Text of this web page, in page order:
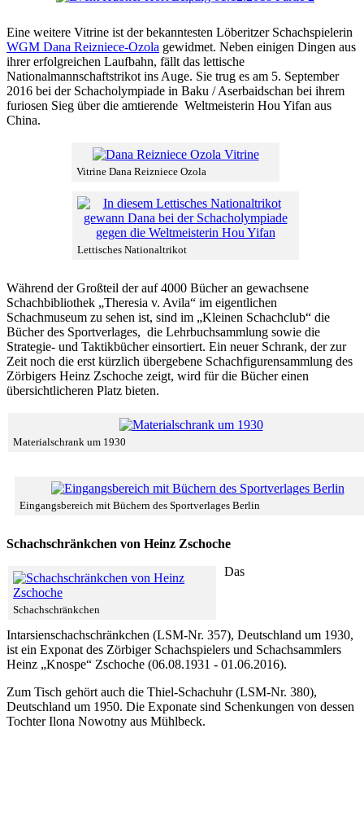
Eine weitere Vitrine ist der bekanntesten Löberitzer Schachspielerin
WGM Dana Reizniece-Ozola gewidmet. Neben einigen Dingen aus
ihrer erfolgreichen Laufbahn, fällt das lettische
Nationalmannschaftstrikot ins Auge. Sie trug es am 5. September
2016 bei der Schacholympiade in Baku / Aserbaidschan bei ihrem
furiosen Sieg über die amtierende Weltmeisterin Hou Yifan aus
China.
Vitrine Dana Reizniece Ozola
Lettisches Nationaltrikot
Während der Großteil der auf 4000 Bücher an gewachsene
Schachbibliothek „Theresia v. Avila“ im eigentlichen
Schachmuseum zu sehen ist, sind im „Kleinen Schachclub“ die
Bücher des Sportverlages, die Lehrbuchsammlung sowie die
Strategie- und Taktikbücher einsortiert. Ein neuer Schrank, der zur
Zeit noch die erst kürzlich übergebene Schachfigurensammlung des
Zörbigers Heinz Zschoche zeigt, wird für die Bücher einen
übersichtlicheren Platz bieten.
Materialschrank um 1930
Eingangsbereich mit Büchern des Sportverlages Berlin
Schachschränkchen von Heinz Zschoche
Schachschränkchen
Das
Intarsienschachschränkchen (LSM-Nr. 357), Deutschland um 1930,
ist ein Exponat des Zörbiger Schachspielers und Schachsammlers
Heinz „Knospe“ Zschoche (06.08.1931 - 01.06.2016).
Zum Tisch gehört auch die Thiel-Schachuhr (LSM-Nr. 380),
Deutschland um 1950. Die Exponate sind Schenkungen von dessen
Tochter Ilona Nowotny aus Mühlbeck.